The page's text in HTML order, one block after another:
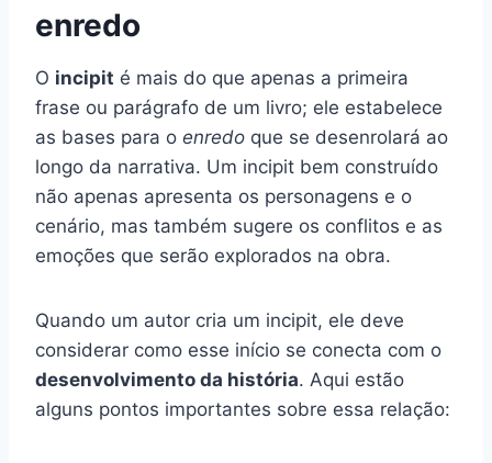
enredo
O incipit é mais do que apenas a primeira
frase ou parágrafo de um livro; ele estabelece
as bases para o enredo que se desenrolará ao
longo da narrativa. Um incipit bem construído
não apenas apresenta os personagens e o
cenário, mas também sugere os conflitos e as
emoções que serão explorados na obra.
Quando um autor cria um incipit, ele deve
considerar como esse início se conecta com o
desenvolvimento da história. Aqui estão
alguns pontos importantes sobre essa relação: